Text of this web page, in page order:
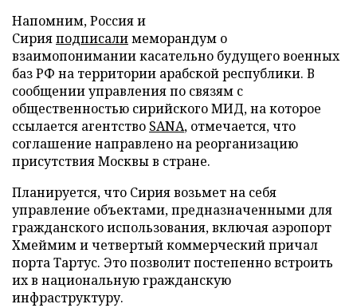
Напомним, Россия и
Сирияподписалимеморандум о
взаимопонимании касательно будущего военных
баз РФ на территории арабской республики. В
сообщении управления по связям с
общественностью сирийского МИД, на которое
ссылается агентство SANA, отмечается, что
соглашение направлено на реорганизацию
присутствия Москвы в стране.
Планируется, что Сирия возьмет на себя
управление объектами, предназначенными для
гражданского использования, включая аэропорт
Хмеймим и четвертый коммерческий причал
порта Тартус. Это позволит постепенно встроить
их в национальную гражданскую
инфраструктуру.